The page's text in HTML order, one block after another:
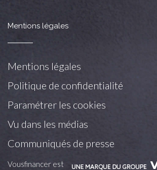
Mentions légales
Mentions légales
Politique de confidentialité
Paramétrer les cookies
Vu dans les médias
Communiqués de presse
Vousfinancer est